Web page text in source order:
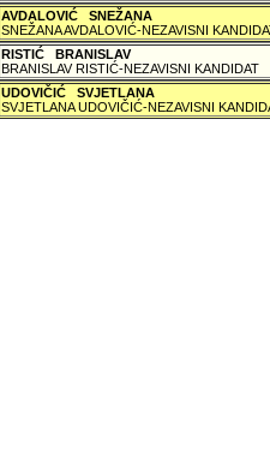
AVDALOVIĆ SNEŽANA
SNEŽANA AVDALOVIĆ-NEZAVISNI
RISTIĆ BRANISLAV
BRANISLAV RISTIĆ-NEZAVISNI KANDIDAT
UDOVIČIĆ SVJETLANA
SVJETLANA UDOVIČIĆ-NEZAVISNI